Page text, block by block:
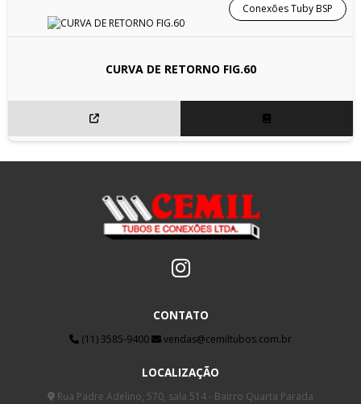
CURVA DE RETORNO FIG.60
Conexões Tuby BSP
CONTATO
(11) 3585-9400 vendas@cemiltubos.com.br
LOCALIZAÇÃO
Rua Padre Adelino, 570, sala 514 - Bairro Quarta Parada